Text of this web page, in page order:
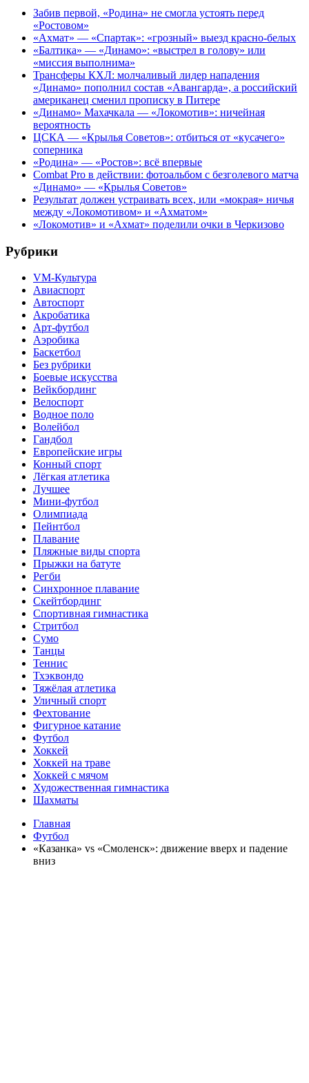
Забив первой, «Родина» не смогла устоять перед
«Ростовом»
«Ахмат» — «Спартак»: «грозный» выезд красно-белых
«Балтика» — «Динамо»: «выстрел в голову» или
«миссия выполнима»
Трансферы КХЛ: молчаливый лидер нападения
«Динамо» пополнил состав «Авангарда», а российский
американец сменил прописку в Питере
«Динамо» Махачкала — «Локомотив»: ничейная
вероятность
ЦСКА — «Крылья Советов»: отбиться от «кусачего»
соперника
«Родина» — «Ростов»: всё впервые
Combat Pro в действии: фотоальбом с безголевого матча
«Динамо» — «Крылья Советов»
Результат должен устраивать всех, или «мокрая» ничья
между «Локомотивом» и «Ахматом»
«Локомотив» и «Ахмат» поделили очки в Черкизово
Рубрики
VM-Культура
Авиаспорт
Автоспорт
Акробатика
Арт-футбол
Аэробика
Баскетбол
Без рубрики
Боевые искусства
Вейкбординг
Велоспорт
Водное поло
Волейбол
Гандбол
Европейские игры
Конный спорт
Лёгкая атлетика
Лучшее
Мини-футбол
Олимпиада
Пейнтбол
Плавание
Пляжные виды спорта
Прыжки на батуте
Регби
Синхронное плавание
Скейтбординг
Спортивная гимнастика
Стритбол
Сумо
Танцы
Теннис
Тхэквондо
Тяжёлая атлетика
Уличный спорт
Фехтование
Фигурное катание
Футбол
Хоккей
Хоккей на траве
Хоккей с мячом
Художественная гимнастика
Шахматы
Главная
Футбол
«Казанка» vs «Смоленск»: движение вверх и падение
вниз